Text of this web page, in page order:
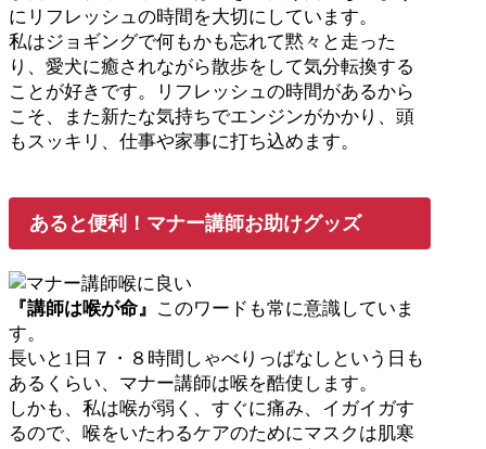
にリフレッシュの時間を大切にしています。
私はジョギングで何もかも忘れて黙々と走った
り、愛犬に癒されながら散歩をして気分転換する
ことが好きです。リフレッシュの時間があるから
こそ、また新たな気持ちでエンジンがかかり、頭
もスッキリ、仕事や家事に打ち込めます。
あると便利！マナー講師お助けグッズ
『講師は喉が命』 このワードも常に意識していま
す。
長いと1日７・８時間しゃべりっぱなしという日も
あるくらい、マナー講師は喉を酷使します。
しかも、私は喉が弱く、すぐに痛み、イガイガす
るので、喉をいたわるケアのためにマスクは肌寒